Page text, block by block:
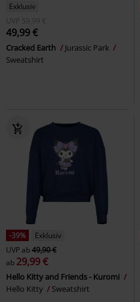
Exklusiv
UVP
59,99 €
49,99 €
Cracked Earth
Jurassic Park
Sweatshirt
-39%
Exklusiv
UVPab49,90 €
ab 29,99 €
Hello Kitty and Friends - Kuromi
Hello Kitty
Sweatshirt